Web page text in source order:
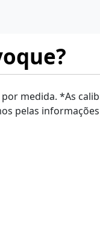
medida. *As
pelas